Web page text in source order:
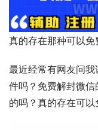
真的存在那种可以免
最近经常有网友问
件吗？免费解封微
的吗？真的存在可